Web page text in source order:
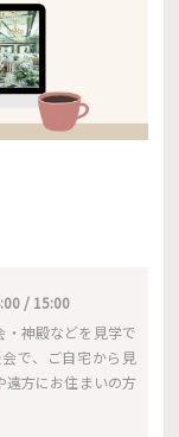
/ 15:00
・神殿などを見学で
で、ご自宅から見
遠方にお住まいの方